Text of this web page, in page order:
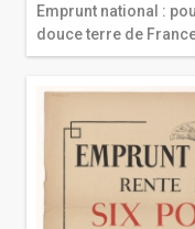
Emprunt national :
douce terre de